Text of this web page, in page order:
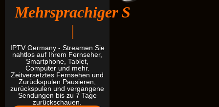
Mehrsprachiger S
IPTV Germany - Streamen Sie
nahtlos auf Ihrem Fernseher,
Smartphone, Tablet,
Computer und mehr.
Zeitversetztes Fernsehen und
Zurückspulen Pausieren,
zurückspulen und vergangene
Sendungen bis zu 7 Tage
zurückschauen.